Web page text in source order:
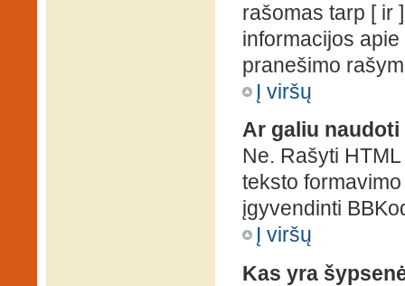
rašomas tarp [ ir
informacijos
pranešimo
Į viršų
Ar galiu naudoti
Ne. Rašyti
teksto
įgyvendinti
Į viršų
Kas yra